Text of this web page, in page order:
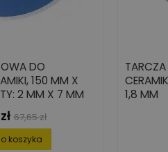
DO
150 MM X
2 MM X 7 MM
Cena
podstawowa
67,65 zł
koszyka
1,8 MM